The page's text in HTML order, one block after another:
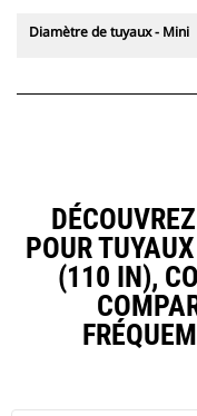
Diamètre de tuyaux - Mini
POUR
(110 IN),